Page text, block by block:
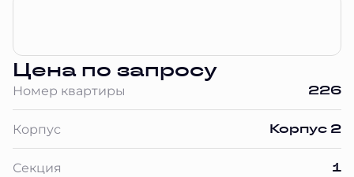
Цена по запросу
Номер квартиры 226
Корпус Корпус 2
Секция 1